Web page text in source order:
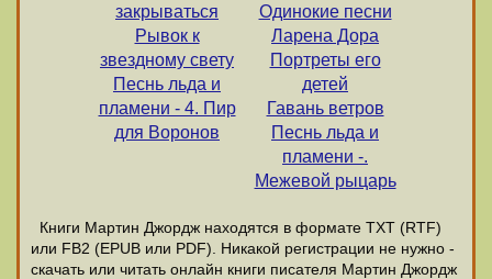
закрываться
Рывок к
звездному свету
Песнь льда и
пламени - 4. Пир
для Воронов
Одинокие песни
Ларена Дора
Портреты его
детей
Гавань ветров
Песнь льда и
пламени -.
Межевой рыцарь
Книги Мартин Джордж находятся в формате ТХТ (RTF)
или FB2 (EPUB или PDF). Никакой регистрации не нужно -
скачать или читать онлайн книги писателя Мартин Джордж